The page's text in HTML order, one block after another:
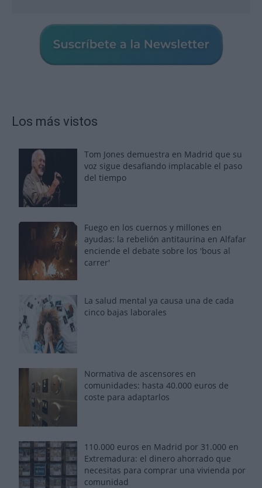
Los más vistos
Tom Jones demuestra en Madrid que su
voz sigue desafiando implacable el paso
del tiempo
Fuego en los cuernos y millones en
ayudas: la rebelión antitaurina en Alfafar
enciende el debate sobre los 'bous al
carrer'
La salud mental ya causa una de cada
cinco bajas laborales
Normativa de ascensores en
comunidades: hasta 40.000 euros de
coste para adaptarlos
110.000 euros en Madrid por 31.000 en
Extremadura: el dinero ahorrado que
necesitas para comprar una vivienda por
comunidad